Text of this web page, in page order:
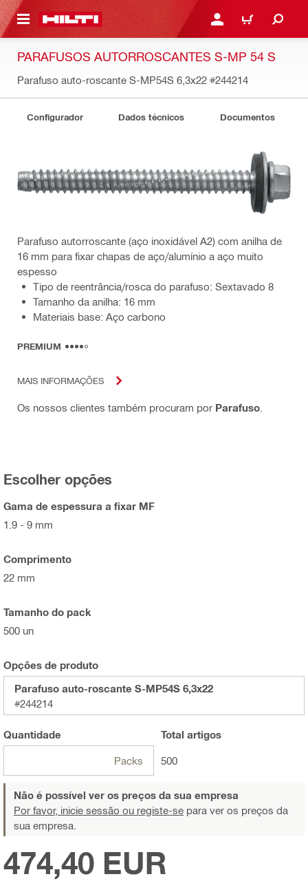
CONTENT ENTRAR OU REGISTAR
CARRINHO
PARAFUSOS AUTORROSCANTES S-MP 54 S
Parafuso auto-roscante S-MP54S 6,3x22 #244214
Configurador Dados técnicos Documentos
Parafuso autorroscante (aço inoxidável A2) com anilha de
16 mm para fixar chapas de aço/alumínio a aço muito
espesso
Tipo de reentrância/rosca do parafuso: Sextavado 8
Tamanho da anilha: 16 mm
Materiais base: Aço carbono
PREMIUM
MAIS INFORMAÇÕES
Os nossos clientes também procuram por Parafuso
Escolher opções
Gama de espessura a fixar MF
1.9 - 9 mm
Comprimento
22 mm
Tamanho do pack
500 un
Opções de produto
Parafuso auto-roscante S-MP54S 6,3x22
#244214
Quantidade
Packs
Total artigos
500
Não é possível ver os preços da sua empresa
Por favor, inicie sessão ou registe-se para ver os preços da
sua empresa.
474,40 EUR